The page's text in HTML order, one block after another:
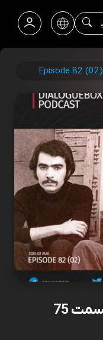
Episode 82 (02)